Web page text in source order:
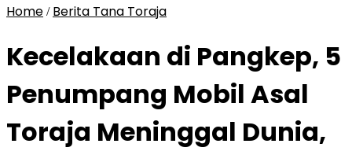
Home / Berita Tana Toraja
Kecelakaan di Pangkep, 5
Penumpang Mobil Asal
Toraja Meninggal Dunia,